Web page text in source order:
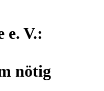
e. V.:
nötig